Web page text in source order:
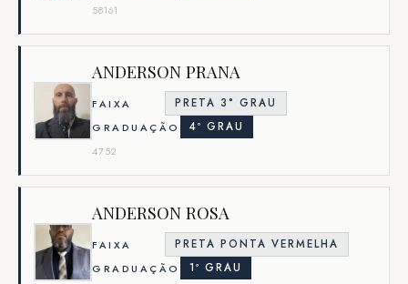
58161
ANDERSON PRANA
FAIXA
PRETA 3° GRAU
GRADUAÇÃO
4º GRAU
4752
ANDERSON ROSA
FAIXA
PRETA PONTA VERMELHA
GRADUAÇÃO
1º GRAU